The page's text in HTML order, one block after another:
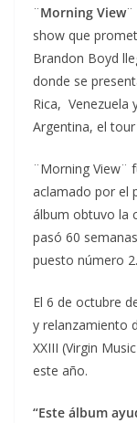
¨Morning View¨
show que
Brandon Boyd
donde se
Rica, Venezuela
Argentina, el
¨Morning View¨
aclamado por el
álbum obtuvo la
pasó 60
puesto número 2.
El 6 de octubre
y relanzamiento
XXIII (Virgin
este año.
“Este álbum